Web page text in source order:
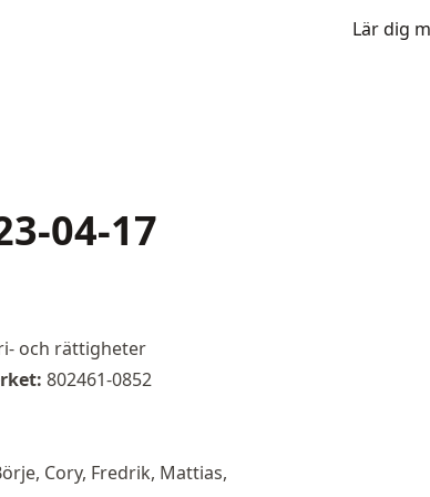
Lär dig
04-17
och rättigheter
802461-0852
Cory, Fredrik, Mattias,